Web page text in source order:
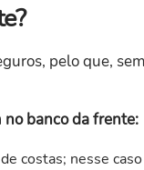
pelo que,
banco da frente:
costas; nesse